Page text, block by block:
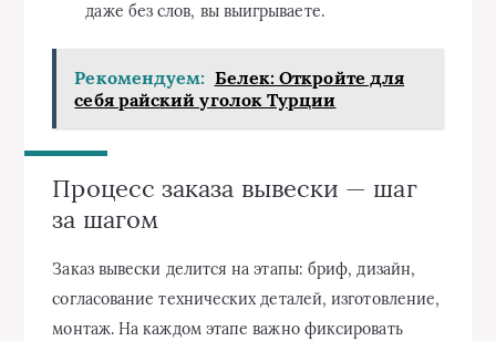
даже без слов, вы выигрываете.
Рекомендуем: Белек: Откройте для
себя райский уголок Турции
Процесс заказа вывески — шаг
за шагом
Заказ вывески делится на этапы: бриф, дизайн,
согласование технических деталей, изготовление,
монтаж. На каждом этапе важно фиксировать